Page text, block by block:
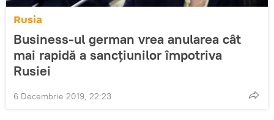
Rusia
Business-ul german vrea anularea cât
mai rapidă a sancțiunilor împotriva
Rusiei
6 Decembrie 2019, 22:23